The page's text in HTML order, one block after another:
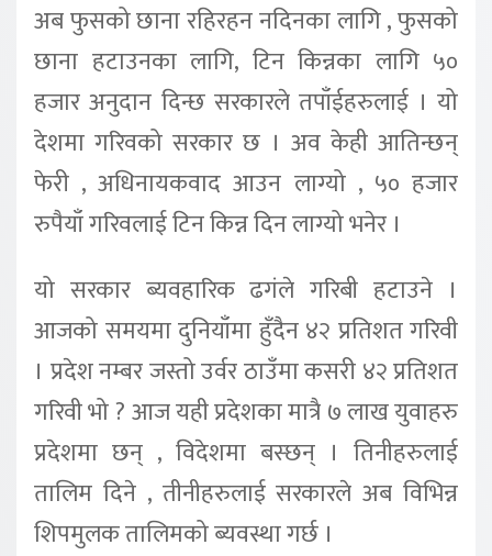
अब फुसको छाना रहिरहन नदिनका लागि , फुसको
छाना हटाउनका लागि, टिन किन्नका लागि ५०
हजार अनुदान दिन्छ सरकारले तपाँईहरुलाई । यो
देशमा गरिवको सरकार छ । अव केही आतिन्छन्
फेरी , अधिनायकवाद आउन लाग्यो , ५० हजार
रुपैयाँ गरिवलाई टिन किन्न दिन लाग्यो भनेर ।
यो सरकार ब्यवहारिक ढगंले गरिबी हटाउने ।
आजको समयमा दुनियाँमा हुँदैन ४२ प्रतिशत गरिवी
। प्रदेश नम्बर जस्तो उर्वर ठाउँमा कसरी ४२ प्रतिशत
गरिवी भो ? आज यही प्रदेशका मात्रै ७ लाख युवाहरु
प्रदेशमा छन् , विदेशमा बस्छन् । तिनीहरुलाई
तालिम दिने , तीनीहरुलाई सरकारले अब विभिन्न
शिपमुलक तालिमको ब्यवस्था गर्छ ।